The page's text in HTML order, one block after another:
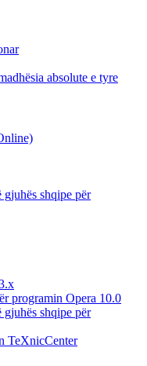
absolute e tyre
shqipe për
programin Opera 10.0
shqipe për
TeXnicCenter